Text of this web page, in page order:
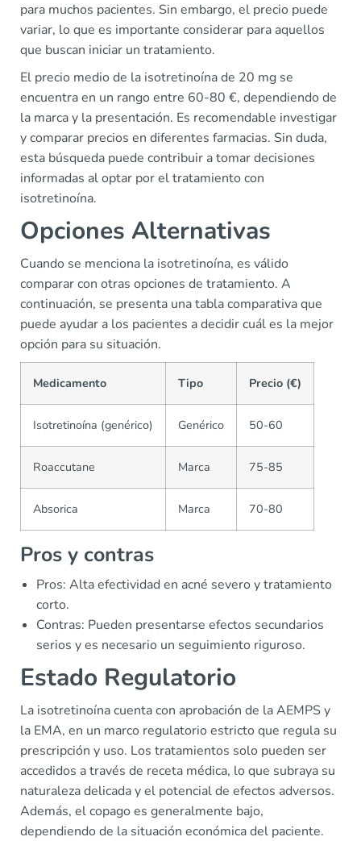
para muchos pacientes. Sin embargo, el precio puede
variar, lo que es importante considerar para aquellos
que buscan iniciar un tratamiento.
El precio medio de la isotretinoína de 20 mg se
encuentra en un rango entre 60-80 €, dependiendo de
la marca y la presentación. Es recomendable investigar
y comparar precios en diferentes farmacias. Sin duda,
esta búsqueda puede contribuir a tomar decisiones
informadas al optar por el tratamiento con
isotretinoína.
Opciones Alternativas
Cuando se menciona la isotretinoína, es válido
comparar con otras opciones de tratamiento. A
continuación, se presenta una tabla comparativa que
puede ayudar a los pacientes a decidir cuál es la mejor
opción para su situación.
Medicamento Tipo Precio (€)
Isotretinoína (genérico) Genérico 50-60
Roaccutane Marca 75-85
Absorica Marca 70-80
Pros y contras
Pros: Alta efectividad en acné severo y tratamiento
corto.
Contras: Pueden presentarse efectos secundarios
serios y es necesario un seguimiento riguroso.
Estado Regulatorio
La isotretinoína cuenta con aprobación de la AEMPS y
la EMA, en un marco regulatorio estricto que regula su
prescripción y uso. Los tratamientos solo pueden ser
accedidos a través de receta médica, lo que subraya su
naturaleza delicada y el potencial de efectos adversos.
Además, el copago es generalmente bajo,
dependiendo de la situación económica del paciente.